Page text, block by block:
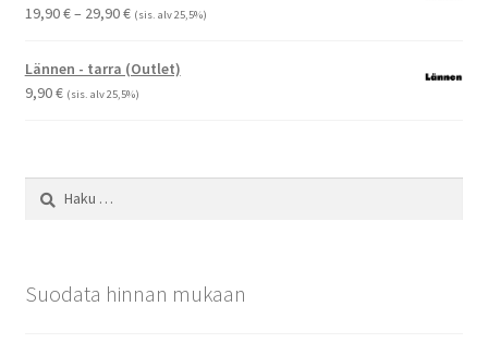
19,90€– 29,90€Hintaluokka:
-
29,90 €
(sis. alv 25,5%)
Lännen - tarra (Outlet)
9,90€ (sis. alv 25,5%)
Suodata hinnan mukaan